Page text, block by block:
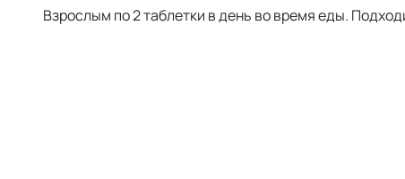
Взрослым по 2 таблетки в день во время еды.